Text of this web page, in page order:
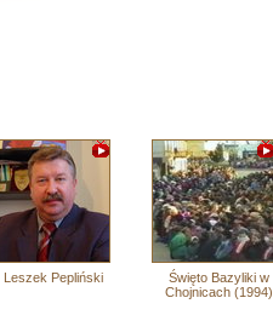
Leszek Pepliński
Święto Bazyliki w
Chojnicach (1994)